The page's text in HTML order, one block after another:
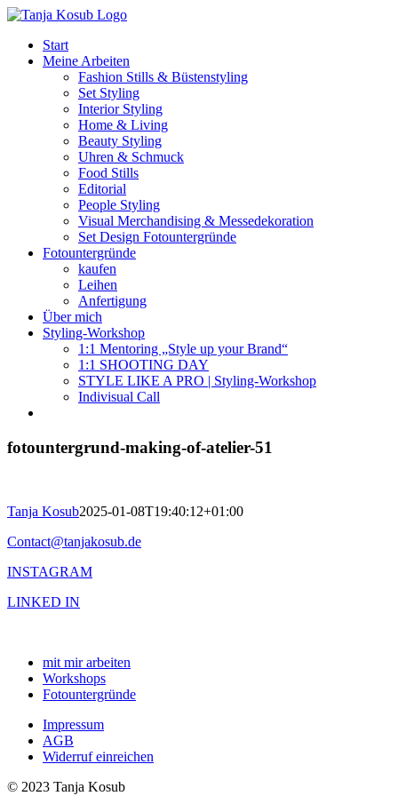
Zum
springenStart
Meine Arbeiten
Fashion Stills & Büstenstyling
Set Styling
Interior Styling
Home & Living
Beauty Styling
Uhren & Schmuck
Food Stills
Editorial
People Styling
Visual Merchandising & Messedekoration
Set Design Fotountergründe
Fotountergründe
kaufen
Leihen
Anfertigung
Über mich
Styling-Workshop
1:1 Mentoring „Style up your Brand“
1:1 SHOOTING DAY
STYLE LIKE A PRO | Styling-Workshop
Indivisual Call
fotountergrund-making-of-atelier-51
Tanja Kosub2025-01-08T19:40:12+01:00
Contact@tanjakosub.de
INSTAGRAM
LINKED IN
mit mir arbeiten
Workshops
Fotountergründe
Impressum
AGB
Widerruf einreichen
© 2023 Tanja Kosub